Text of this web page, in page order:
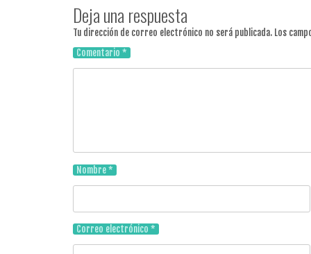
Deja una respuesta
Tu dirección de correo electrónico no será publicada. Los
Comentario *
Nombre*
Correo electrónico *